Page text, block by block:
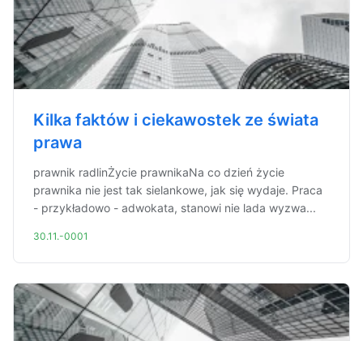
Kilka faktów i ciekawostek ze świata
prawa
prawnik radlinŻycie prawnikaNa co dzień życie
prawnika nie jest tak sielankowe, jak się wydaje. Praca
- przykładowo - adwokata, stanowi nie lada wyzwa...
30.11.-0001